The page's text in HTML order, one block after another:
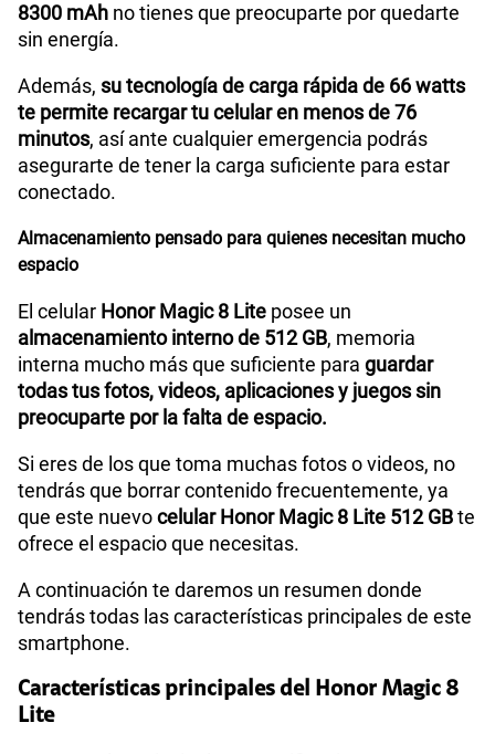
8300 mAh no tienes que preocuparte por quedarte
sin energía.
Además, su tecnología de carga rápida de 66 watts
te permite recargar tu celular en menos de 76
minutos, así ante cualquier emergencia podrás
asegurarte de tener la carga suficiente para estar
conectado.
Almacenamiento pensado para quienes necesitan mucho
espacio
El celular Honor Magic 8 Lite posee un
almacenamiento interno de 512 GB, memoria
interna mucho más que suficiente para guardar
todas tus fotos, videos, aplicaciones y juegos sin
preocuparte por la falta de espacio.
Si eres de los que toma muchas fotos o videos, no
tendrás que borrar contenido frecuentemente, ya
que este nuevocelular Honor Magic 8 Lite 512 GBte
ofrece el espacio que necesitas.
A continuación te daremos un resumen donde
tendrás todas las características principales de este
smartphone.
Características principales del Honor Magic 8
Lite